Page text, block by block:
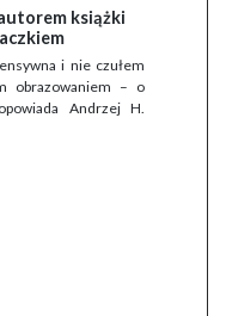
książki
i nie czułem
obrazowaniem – o
Andrzej H.